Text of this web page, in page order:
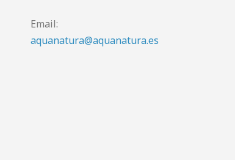
Email:
aquanatura@aquanatura.es